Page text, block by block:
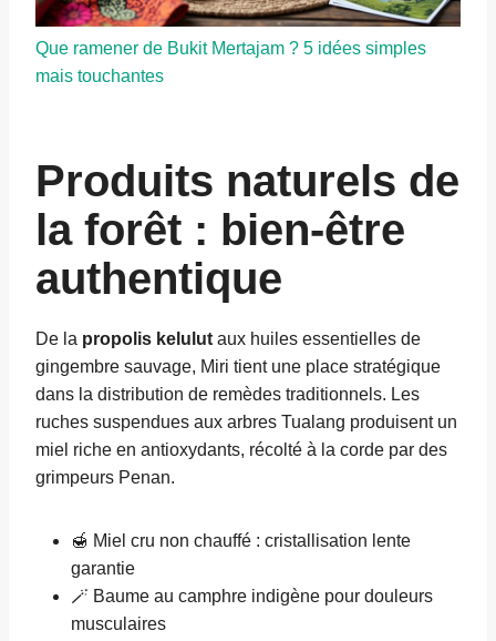
Que ramener de Bukit Mertajam ? 5 idées simples
mais touchantes
Produits naturels de
la forêt : bien-être
authentique
De la propolis kelulutaux huiles essentielles de
gingembre sauvage, Miri tient une place stratégique
dans la distribution de remèdes traditionnels. Les
ruches suspendues aux arbres Tualang produisent un
miel riche en antioxydants, récolté à la corde par des
grimpeurs Penan.
🍯 Miel cru non chauffé : cristallisation lente
garantie
🪄 Baume au camphre indigène pour douleurs
musculaires